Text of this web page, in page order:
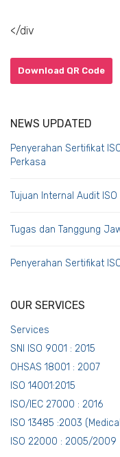
</div
Download QR Code
NEWS UPDATED
Penyerahan Sertifikat
Perkasa
Tujuan Internal Audit ISO
Tugas dan Tanggung
Penyerahan Sertifikat
OUR SERVICES
Services
SNI ISO 9001 : 2015
OHSAS 18001 : 2007
ISO 14001:2015
ISO/IEC 27000 : 2016
ISO 13485 :2003
ISO 22000 : 2005/2009